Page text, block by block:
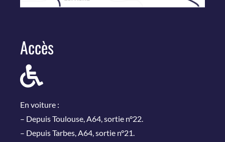
Accès
En voiture :
– Depuis Toulouse, A64, sortie n°22.
– Depuis Tarbes, A64, sortie n°21.